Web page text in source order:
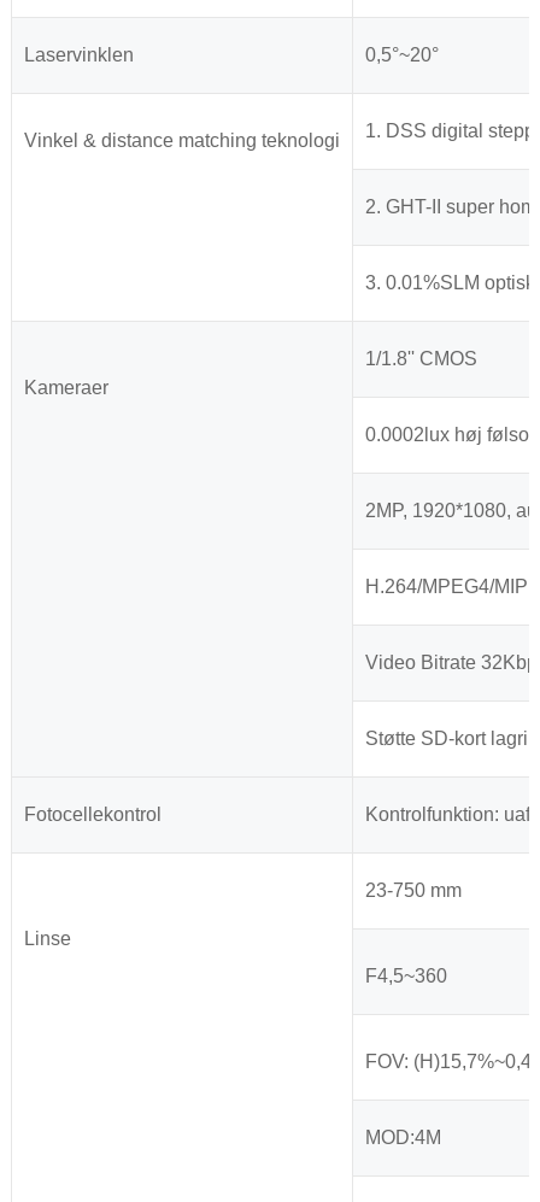
Laservinklen 0,5°~20°
Vinkel & distance matching teknologi 1. DSS digital
2. GHT-II super
3. 0.01%SLM
Kameraer
1/1.8'' CMOS
0.0002lux høj
2MP, 1920*1080,
H.264/MPEG4/
Video Bitrate
Støtte SD-kort
Fotocellekontrol Kontrolfunktion:
Linse
23-750 mm
F4,5~360
FOV:
MOD:4M